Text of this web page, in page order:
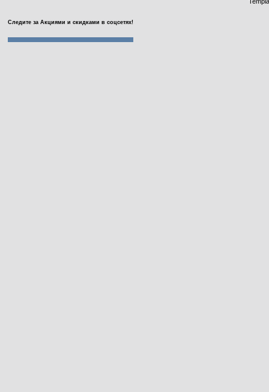
Следите за Акциями и скидками в соцсетях!